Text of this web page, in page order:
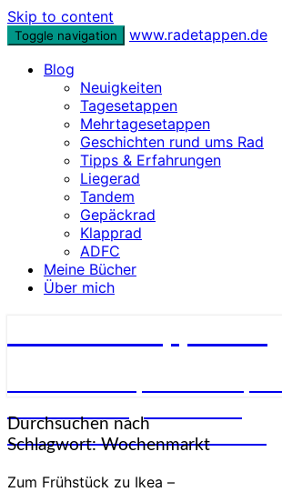
Skip to content
Toggle navigation
www.radetappen.de
Blog
Neuigkeiten
Tagesetappen
Mehrtagesetappen
Geschichten rund ums Rad
Tipps & Erfahrungen
Liegerad
Tandem
Gepäckrad
Klapprad
ADFC
Meine Bücher
Über mich
unterschiedlichsten Rädern
Durchsuchen nach
Schlagwort:Wochenmarkt
Zum Frühstück zu Ikea –